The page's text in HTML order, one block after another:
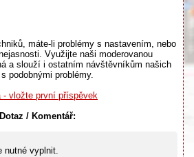
máte-li problémy s nastavením, nebo
Využijte naši moderovanou
a slouží i ostatním návštěvníkům našich
podobnými problémy.
- vložte první příspěvek
/ Komentář:
nutné vyplnit.